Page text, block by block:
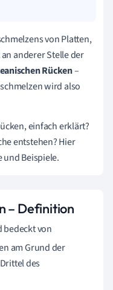
von Platten,
anderer Stelle der
Rücken–
wird also
einfach erklärt?
entstehen? Hier
Beispiele.
– Definition
bedeckt von
am Grund der
des